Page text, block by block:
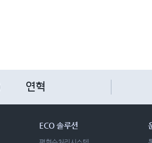
연혁
ECO 솔루션